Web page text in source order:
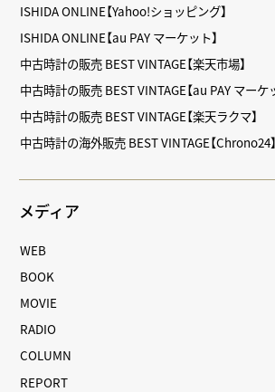
ISHIDA ONLINE【Yahoo!ショッピング】
ISHIDA ONLINE【au PAY マーケット】
中古時計の販売 BEST VINTAGE【楽天市場】
中古時計の販売 BEST VINTAGE【au PAY マーケ
中古時計の販売 BEST VINTAGE【楽天ラクマ】
中古時計の海外販売 BEST VINTAGE【Chrono24】
メディア
WEB
BOOK
MOVIE
RADIO
COLUMN
REPORT